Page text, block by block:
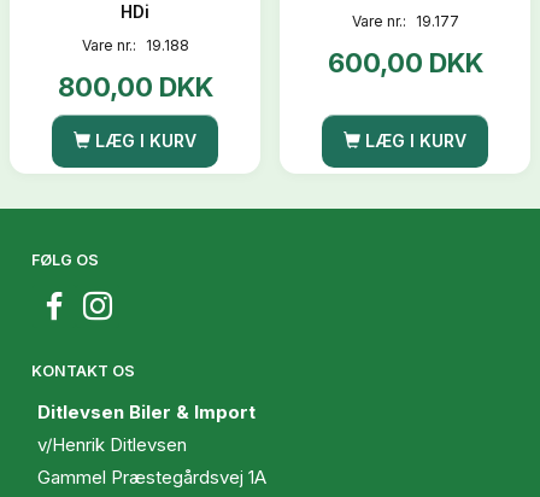
HDi
Vare nr.: 19.188
800,00 DKK
LÆG I KURV
Vare nr.: 19.177
600,00 DKK
LÆG I KURV
FØLG OS
KONTAKT OS
Ditlevsen Biler & Import
v/Henrik Ditlevsen
Gammel Præstegårdsvej 1A